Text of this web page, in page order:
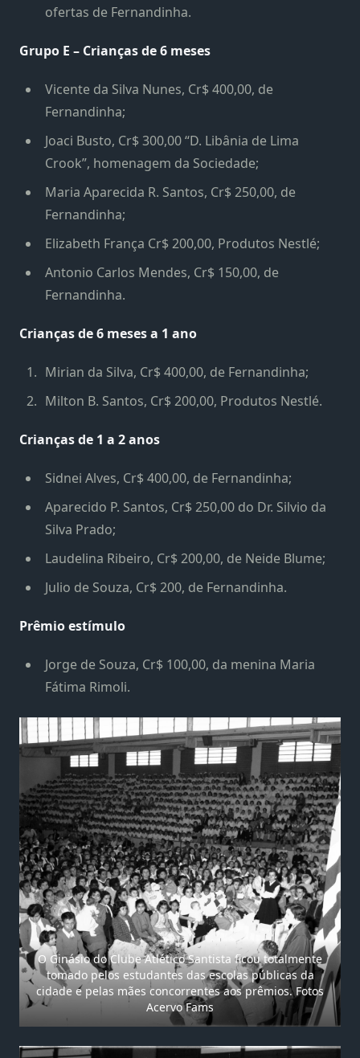
ofertas de Fernandinha.
Grupo E – Crianças de 6 meses
Vicente da Silva Nunes, Cr$ 400,00, de
Fernandinha;
Joaci Busto, Cr$ 300,00 “D. Libânia de Lima
Crook”, homenagem da Sociedade;
Maria Aparecida R. Santos, Cr$ 250,00, de
Fernandinha;
Elizabeth França Cr$ 200,00, Produtos Nestlé;
Antonio Carlos Mendes, Cr$ 150,00, de
Fernandinha.
Crianças de 6 meses a 1 ano
Mirian da Silva, Cr$ 400,00, de Fernandinha;
Milton B. Santos, Cr$ 200,00, Produtos Nestlé.
Crianças de 1 a 2 anos
Sidnei Alves, Cr$ 400,00, de Fernandinha;
Aparecido P. Santos, Cr$ 250,00 do Dr. Silvio da
Silva Prado;
Laudelina Ribeiro, Cr$ 200,00, de Neide Blume;
Julio de Souza, Cr$ 200, de Fernandinha.
Prêmio estímulo
Jorge de Souza, Cr$ 100,00, da menina Maria
Fátima Rimoli.
O Ginásio do Clube Atlético Santista ficou totalmente
tomado pelos estudantes das escolas públicas da
cidade e pelas mães concorrentes aos prêmios. Fotos
Acervo Fams